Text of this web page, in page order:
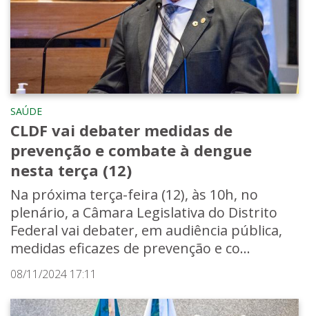
SAÚDE
CLDF vai debater medidas de
prevenção e combate à dengue
nesta terça (12)
Na próxima terça-feira (12), às 10h, no
plenário, a Câmara Legislativa do Distrito
Federal vai debater, em audiência pública,
medidas eficazes de prevenção e co...
08/11/2024 17:11